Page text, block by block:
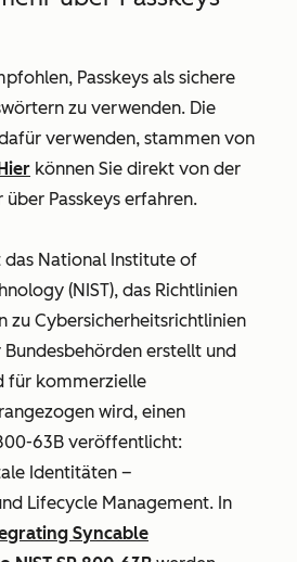
Passkeys als sichere
zu verwenden. Die
verwenden, stammen von
können Sie direkt von der
über Passkeys erfahren.
das National Institute of
(NIST), das Richtlinien
zu Cybersicherheitsrichtlinien
erstellt und
für kommerzielle
wird, einen
63B veröffentlicht:
Identitäten –
Lifecycle Management. In
Syncable